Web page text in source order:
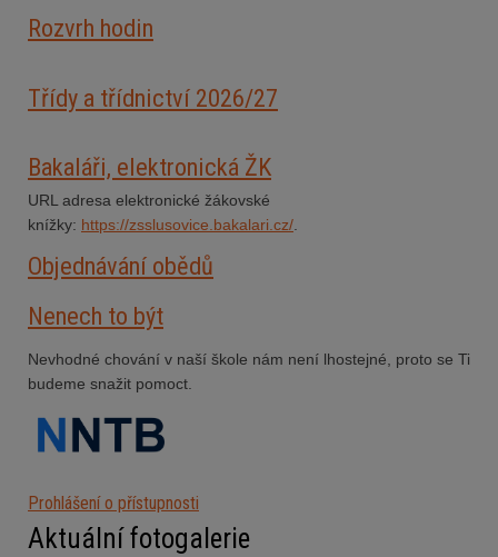
Rozvrh hodin
Třídy a třídnictví 2026/27
Bakaláři, elektronická ŽK
URL adresa elektronické žákovské
knížky: https://zsslusovice.bakalari.cz/
Objednávání obědů
Nenech to být
Nevhodné chování v naší škole nám není lhostejné, proto se Ti
budeme snažit pomoct.
Prohlášení o přístupnosti
Aktuální fotogalerie